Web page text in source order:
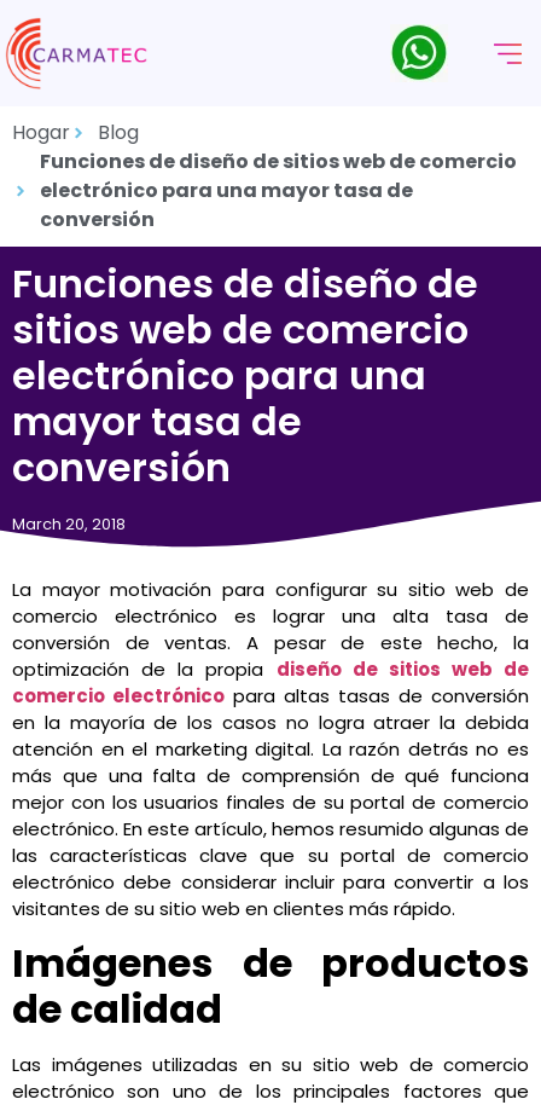
Hogar
Blog
Funciones de diseño de sitios web de comercio
electrónico para una mayor tasa de
conversión
Funciones de diseño de
sitios web de comercio
electrónico para una
mayor tasa de
conversión
March 20, 2018
La mayor motivación para configurar su sitio web de
comercio electrónico es lograr una alta tasa de
conversión de ventas. A pesar de este hecho, la
optimización de la propia diseño de sitios web de
comercio electrónico para altas tasas de conversión
en la mayoría de los casos no logra atraer la debida
atención en el marketing digital. La razón detrás no es
más que una falta de comprensión de qué funciona
mejor con los usuarios finales de su portal de comercio
electrónico. En este artículo, hemos resumido algunas de
las características clave que su portal de comercio
electrónico debe considerar incluir para convertir a los
visitantes de su sitio web en clientes más rápido.
Imágenes de productos
de calidad
Las imágenes utilizadas en su sitio web de comercio
electrónico son uno de los principales factores que